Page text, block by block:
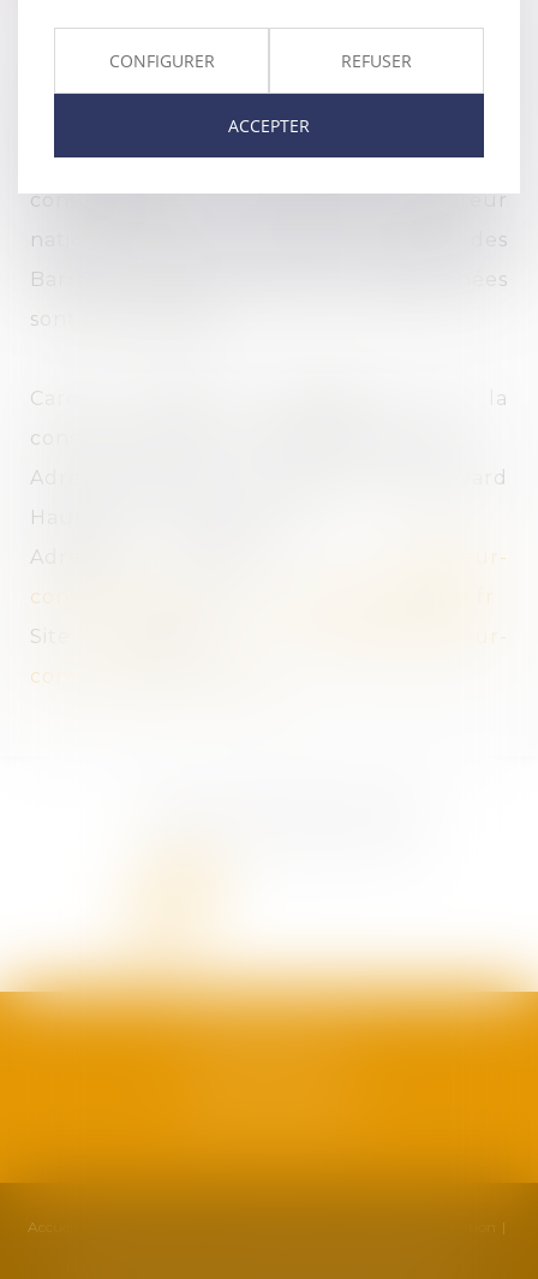
cas de litige avec un avocat, de recourir
gratuitement au Médiateur de la
consommation qui sera le médiateur
national près du Conseil National des
Barreaux (CNB) et dont les coordonnées
sont les suivantes :
Carole Pascarel, médiateur de la
consommation de la profession d’avocat
Adresse postale : CNB, 180 boulevard
Haussmann – 75008 Paris
Adresse email :
mediateur-
conso@mediateur-consommation-avocat.fr
Site Internet :
https://mediateur-
consommation-avocat.fr
Accueil
CONFIGURER REFUSER
ACCEPTER